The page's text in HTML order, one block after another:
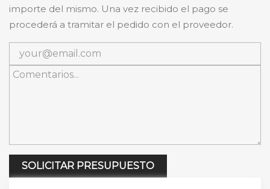
importe del mismo. Una vez recibido el pago se
procederá a tramitar el pedido con el proveedor.
SOLICITAR PRESUPUESTO